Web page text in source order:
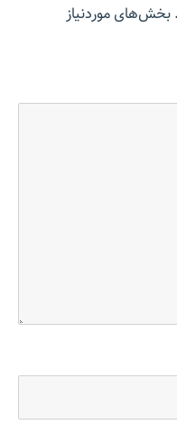
بخش‌های موردنیاز